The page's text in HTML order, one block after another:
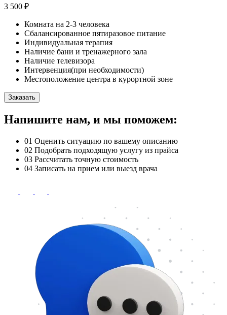
3 500 ₽
Комната на 2-3 человека
Сбалансированное пятиразовое питание
Индивидуальная терапия
Наличие бани и тренажерного зала
Наличие телевизора
Интервенция(при необходимости)
Местоположение центра в курортной зоне
Заказать
Напишите нам, и мы поможем:
01 Оценить ситуацию по вашему описанию
02 Подобрать подходящую услугу из прайса
03 Рассчитать точную стоимость
04 Записать на прием или выезд врача